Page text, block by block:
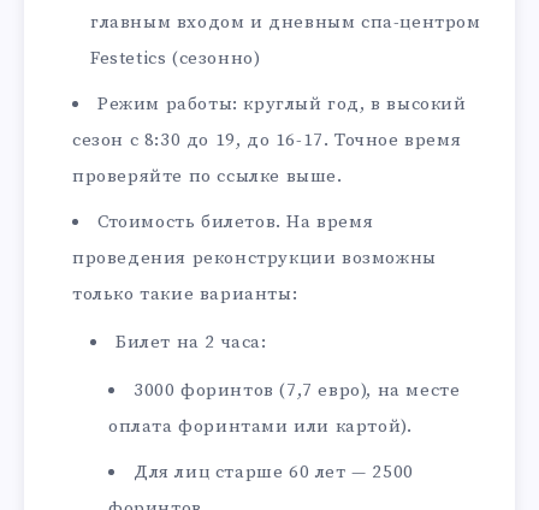
главным входом и дневным спа-центром
Festetics (сезонно)
Режим работы: круглый год, в высокий
сезон с 8:30 до 19, до 16-17. Точное время
проверяйте по ссылке выше.
Стоимость билетов. На время
проведения реконструкции возможны
только такие варианты:
Билет на 2 часа:
3000 форинтов (7,7 евро), на месте
оплата форинтами или картой).
Для лиц старше 60 лет — 2500